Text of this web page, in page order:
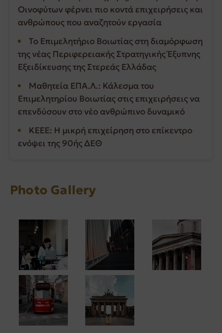
Οινοφύτων φέρνει πιο κοντά επιχειρήσεις και
ανθρώπους που αναζητούν εργασία
Το Επιμελητήριο Βοιωτίας στη διαμόρφωση
της νέας Περιφερειακής Στρατηγικής Έξυπνης
Εξειδίκευσης της Στερεάς Ελλάδας
Μαθητεία ΕΠΑ.Λ.: Κάλεσμα του
Επιμελητηρίου Βοιωτίας στις επιχειρήσεις να
επενδύσουν στο νέο ανθρώπινο δυναμικό
ΚΕΕΕ: Η μικρή επιχείρηση στο επίκεντρο
ενόψει της 90ής ΔΕΘ
Photo Gallery